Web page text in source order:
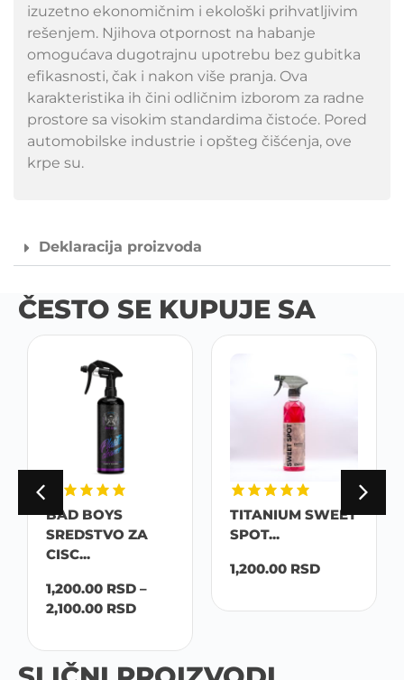
izuzetno ekonomičnim i ekološki prihvatljivim
rešenjem. Njihova otpornost na habanje
omogućava dugotrajnu upotrebu bez gubitka
efikasnosti, čak i nakon više pranja. Ova
karakteristika ih čini odličnim izborom za radne
prostore sa visokim standardima čistoće. Pored
automobilske industrie i opšteg čišćenja, ove
krpe su.
Deklaracija proizvoda
ČESTO SE KUPUJE SA
BAD BOYS
SREDSTVO ZA
CISC...
1,200.00 RSD –
2,100.00 RSD
TITANIUM SWEET
SPOT...
1,200.00 RSD